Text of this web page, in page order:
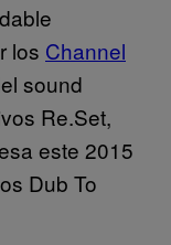
los Channel
sound
Re.Set,
este 2015
Dub To